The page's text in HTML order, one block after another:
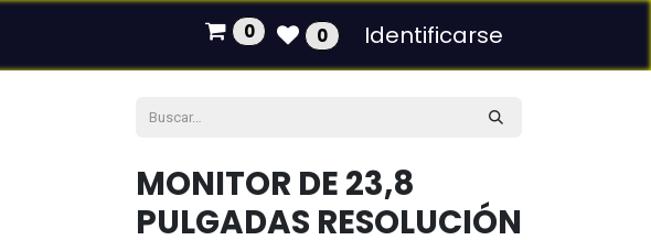
0 0 Identificarse
MONITOR DE 23,8
PULGADAS RESOLUCIÓN